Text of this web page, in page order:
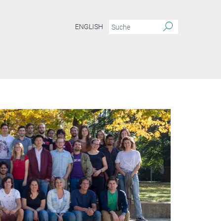
ENGLISH